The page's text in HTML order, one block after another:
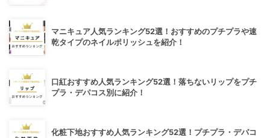
マニキュア人気ランキング52選！おすすめのプチプラや速
乾タイプのネイルポリッシュを紹介！
口紅おすすめ人気ランキング52選！落ちないリップをプチ
プラ・デパコス別に紹介！
化粧下地おすすめ人気ランキング52選！プチプラ・デパコ